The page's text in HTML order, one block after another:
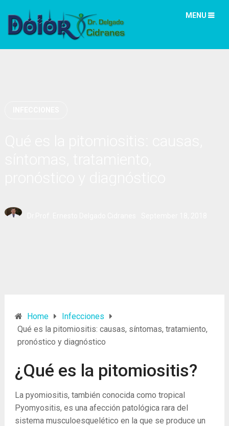
MENU
Home
Infecciones
Qué es la pitomiositis: causas, síntomas, tratamiento,
pronóstico y diagnóstico
¿Qué es la pitomiositis?
La pyomiositis, también conocida como tropical
Pyomyositis, es una afección patológica rara del
sistema musculoesquelético en la que se produce un